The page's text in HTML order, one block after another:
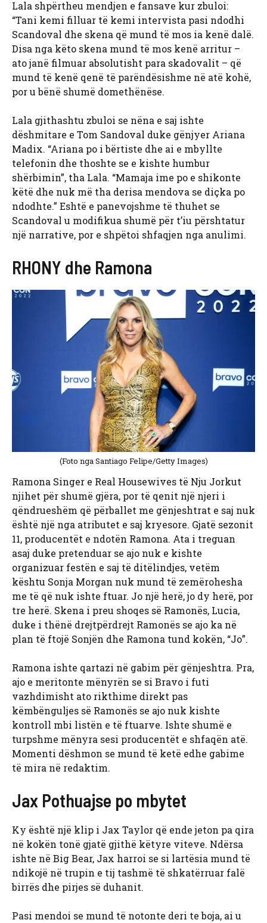
Lala shpërtheu mendjen e fansave kur zbuloi:
“Tani kemi filluar të kemi intervista pasi ndodhi
Scandoval dhe skena që mund të mos ia kenë dalë.
Disa nga këto skena mund të mos kenë arritur –
ato janë filmuar absolutisht para skadovalit – që
mund të kenë qenë të parëndësishme në atë kohë,
por u bënë shumë domethënëse.
Lala gjithashtu zbuloi se nëna e saj ishte
dëshmitare e Tom Sandoval duke gënjyer Ariana
Madix. “Ariana po i bërtiste dhe ai e mbyllte
telefonin dhe thoshte se e kishte humbur
shërbimin”, tha Lala. “Mamaja ime po e shikonte
këtë dhe nuk më tha derisa mendova se diçka po
ndodhte.” Eshtë e panevojshme të thuhet se
Scandoval u modifikua shumë për t’iu përshtatur
një narrative, por e shpëtoi shfaqjen nga anulimi.
RHONY dhe Ramona
(Foto nga Santiago Felipe/Getty Images)
Ramona Singer e Real Housewives të Nju Jorkut
njihet për shumë gjëra, por të qenit një njeri i
qëndrueshëm që përballet me gënjeshtrat e saj nuk
është një nga atributet e saj kryesore. Gjatë sezonit
11, producentët e ndotën Ramona. Ata i treguan
asaj duke pretenduar se ajo nuk e kishte
organizuar festën e saj të ditëlindjes, vetëm
kështu Sonja Morgan nuk mund të zemërohesha
me të që nuk ishte ftuar. Jo një herë, jo dy herë, por
tre herë. Skena i preu shoqes së Ramonës, Lucia,
duke i thënë drejtpërdrejt Ramonës se ajo ka në
plan të ftojë Sonjën dhe Ramona tund kokën, “Jo”.
Ramona ishte qartazi në gabim për gënjeshtra. Pra,
ajo e meritonte mënyrën se si Bravo i futi
vazhdimisht ato rikthime direkt pas
këmbënguljes së Ramonës se ajo nuk kishte
kontroll mbi listën e të ftuarve. Ishte shumë e
turpshme mënyra sesi producentët e shfaqën atë.
Momenti dëshmon se mund të ketë edhe gabime
të mira në redaktim.
Jax Pothuajse po mbytet
Ky është një klip i Jax Taylor që ende jeton pa qira
në kokën tonë gjatë gjithë këtyre viteve. Ndërsa
ishte në Big Bear, Jax harroi se si lartësia mund të
ndikojë në trupin e tij tashmë të shkatërruar falë
birrës dhe pirjes së duhanit.
Pasi mendoi se mund të notonte deri te boja, ai u